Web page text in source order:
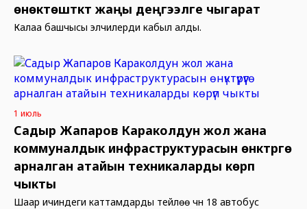
өнөктөштүктү жаңы деңгээлге чыгарат
Калаа башчысы элчилерди кабыл алды.
1 июль
Садыр Жапаров Караколдун жол жана
коммуналдык инфраструктурасын өнүктүрүүгө
арналган атайын техникаларды көрүп
чыкты
Шаар ичиндеги каттамдарды тейлөө үчүн 18 автобус